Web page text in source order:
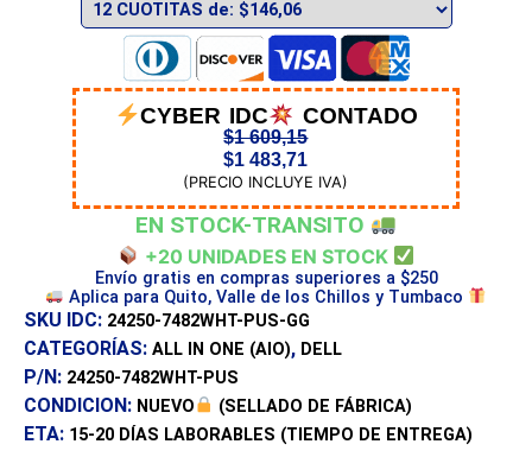
CYBER IDC CONTADO
$1 609,15
$1 483,71
(PRECIO INCLUYE IVA)
EN STOCK-TRANSITO
+20 UNIDADES EN STOCK
Envío gratis en compras superiores a $250
Aplica para Quito, Valle de los Chillos y Tumbaco
SKU IDC: 24250-7482WHT-PUS-GG
CATEGORÍAS: ALL IN ONE (AIO), DELL
P/N: 24250-7482WHT-PUS
CONDICION: NUEVO (SELLADO DE FÁBRICA)
ETA: 15-20 DÍAS LABORABLES (TIEMPO DE ENTREGA)